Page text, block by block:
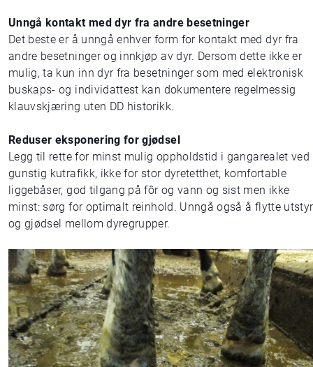
Unngå kontakt med dyr fra andre besetninger
Det beste er å unngå enhver form for kontakt med dyr fra
andre besetninger og innkjøp av dyr. Dersom dette ikke er
mulig, ta kun inn dyr fra besetninger som med elektronisk
buskaps- og individattest kan dokumentere regelmessig
klauvskjæring uten DD historikk.
Reduser eksponering for gjødsel
Legg til rette for minst mulig oppholdstid i gangarealet ved
gunstig kutrafikk, ikke for stor dyretetthet, komfortable
liggebåser, god tilgang på fôr og vann og sist men ikke
minst: sørg for optimalt reinhold. Unngå også å flytte utstyr
og gjødsel mellom dyregrupper.